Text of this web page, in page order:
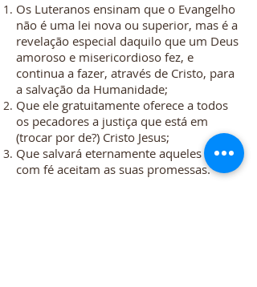
Os Luteranos ensinam que o Evangelho
não é uma lei nova ou superior, mas é a
revelação especial daquilo que um Deus
amoroso e misericordioso fez, e
continua a fazer, através de Cristo, para
a salvação da Humanidade;
Que ele gratuitamente oferece a todos
os pecadores a justiça que está em
(trocar por de?) Cristo Jesus;
Que salvará eternamente aqueles que
com fé aceitam as suas promessas.